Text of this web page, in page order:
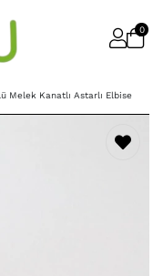
0
Melek Kanatlı Astarlı Elbise